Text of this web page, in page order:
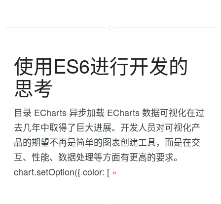
使用ES6进行开发的
思考
目录 ECharts 异步加载 ECharts 数据可视化在过
去几年中取得了巨大进展。开发人员对可视化产
品的期望不再是简单的图表创建工具，而是在交
互、性能、数据处理等方面有更高的要求。
chart.setOption({ color: [ »